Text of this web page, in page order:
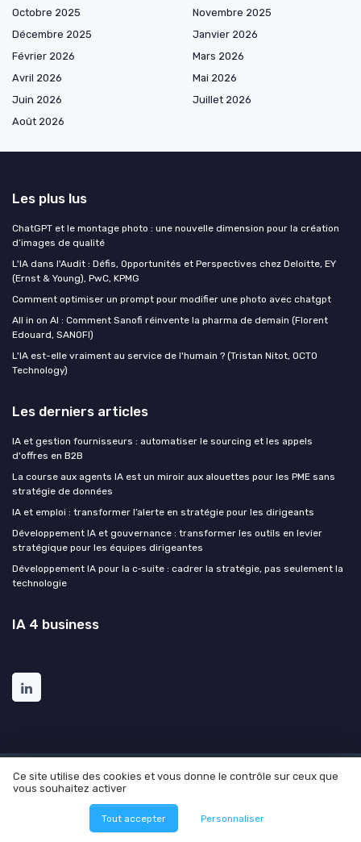
Octobre 2025
Novembre 2025
Décembre 2025
Janvier 2026
Février 2026
Mars 2026
Avril 2026
Mai 2026
Juin 2026
Juillet 2026
Août 2026
Les plus lus
ChatGPT et le montage photo : une nouvelle dimension pour la création
d’images de qualité
L'IA dans l'Audit : Défis, Opportunités et Perspectives chez Deloitte, EY
(Ernst & Young), PwC, KPMG
Comment optimiser un prompt pour modifier une photo avec chatgpt
All in on AI : Comment Sanofi réinvente la pharma de demain (Florent
Edouard, SANOFI)
L'IA est-elle vraiment au service de l'humain ? (Tristan Nitot, OCTO
Technology)
Les derniers articles
IA et gestion fournisseurs : automatiser le sourcing et les appels
d'offres en B2B
La course aux agents IA est un miroir aux alouettes pour les PME sans
stratégie de données
IA et emploi : transformer l’alerte en stratégie pour les dirigeants
Développement IA et gouvernance : transformer les outils en levier
stratégique pour les équipes dirigeantes
Développement IA pour la c‑suite : cadrer la stratégie, pas seulement la
technologie
IA 4 business
Mentions légales Politique de confidentialité
Grande
enquête sur l'utilisation de l'AI dans l'entreprise
© IA 4 business 2026
Ce site utilise des cookies et vous donne le contrôle sur ceux que
vous souhaitez activer
Tout accepter Personnaliser